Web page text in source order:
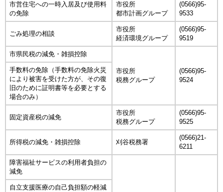
市営住宅への一時入居及び使用料
の免除
市役所
都市計画グループ
(0566)95-
9533
ごみ処理の相談
市役所
経済環境グループ
(0566)95-
9519
市県民税の減免・雑損控除
市役所
税務グループ
(0566)95-
9524
手数料の免除（手数料の免除火災
により被害を受けた方が、その復
旧のために証明書等を必要とする
場合のみ）
固定資産税の減免
市役所
税務グループ
(0566)95-
9525
所得税の減免・雑損控除 刈谷税務署
(0566)21-
6211
障害福祉サービスの利用者負担の
減免
自立支援医療の自己負担額の軽減